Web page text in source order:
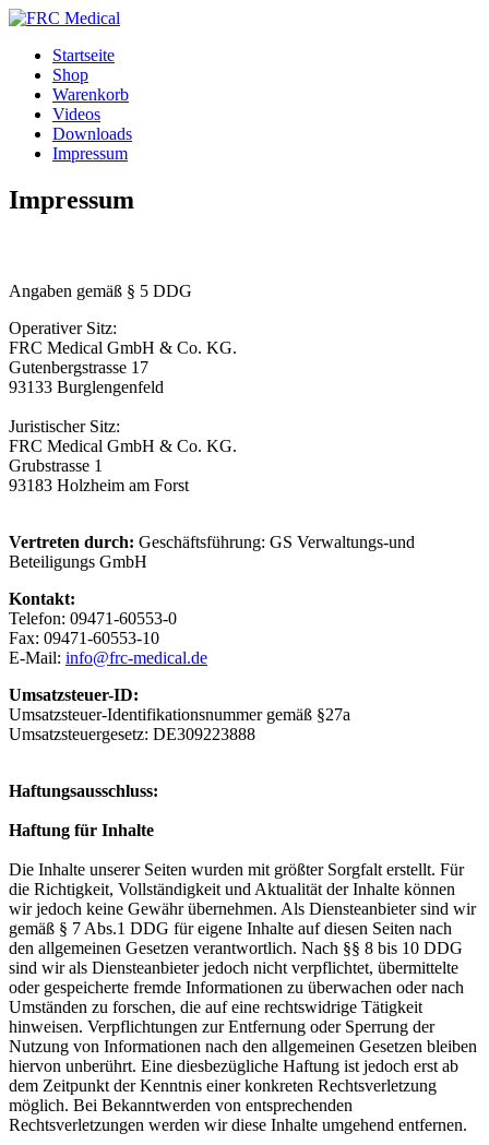
Startseite
Shop
Warenkorb
Videos
Downloads
Impressum
Impressum
Angaben gemäß § 5 DDG
Operativer Sitz:
FRC Medical GmbH & Co. KG.
Gutenbergstrasse 17
93133 Burglengenfeld
Juristischer Sitz:
FRC Medical GmbH & Co. KG.
Grubstrasse 1
93183 Holzheim am Forst
Vertreten durch: Geschäftsführung: GS Verwaltungs-und
Beteiligungs GmbH
Kontakt:
Telefon: 09471-60553-0
Fax: 09471-60553-10
E-Mail: info@frc-medical.de
Umsatzsteuer-ID:
Umsatzsteuer-Identifikationsnummer gemäß §27a
Umsatzsteuergesetz: DE309223888
Haftungsausschluss:
Haftung für Inhalte
Die Inhalte unserer Seiten wurden mit größter Sorgfalt erstellt. Für
die Richtigkeit, Vollständigkeit und Aktualität der Inhalte können
wir jedoch keine Gewähr übernehmen. Als Diensteanbieter sind wir
gemäß § 7 Abs.1 DDG für eigene Inhalte auf diesen Seiten nach
den allgemeinen Gesetzen verantwortlich. Nach §§ 8 bis 10 DDG
sind wir als Diensteanbieter jedoch nicht verpflichtet, übermittelte
oder gespeicherte fremde Informationen zu überwachen oder nach
Umständen zu forschen, die auf eine rechtswidrige Tätigkeit
hinweisen. Verpflichtungen zur Entfernung oder Sperrung der
Nutzung von Informationen nach den allgemeinen Gesetzen bleiben
hiervon unberührt. Eine diesbezügliche Haftung ist jedoch erst ab
dem Zeitpunkt der Kenntnis einer konkreten Rechtsverletzung
möglich. Bei Bekanntwerden von entsprechenden
Rechtsverletzungen werden wir diese Inhalte umgehend entfernen.